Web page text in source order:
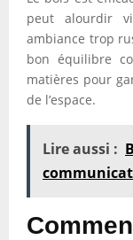
peut alourdir
ambiance trop
bon équilibre
matières pour
de l’espace.
Lire aussi :